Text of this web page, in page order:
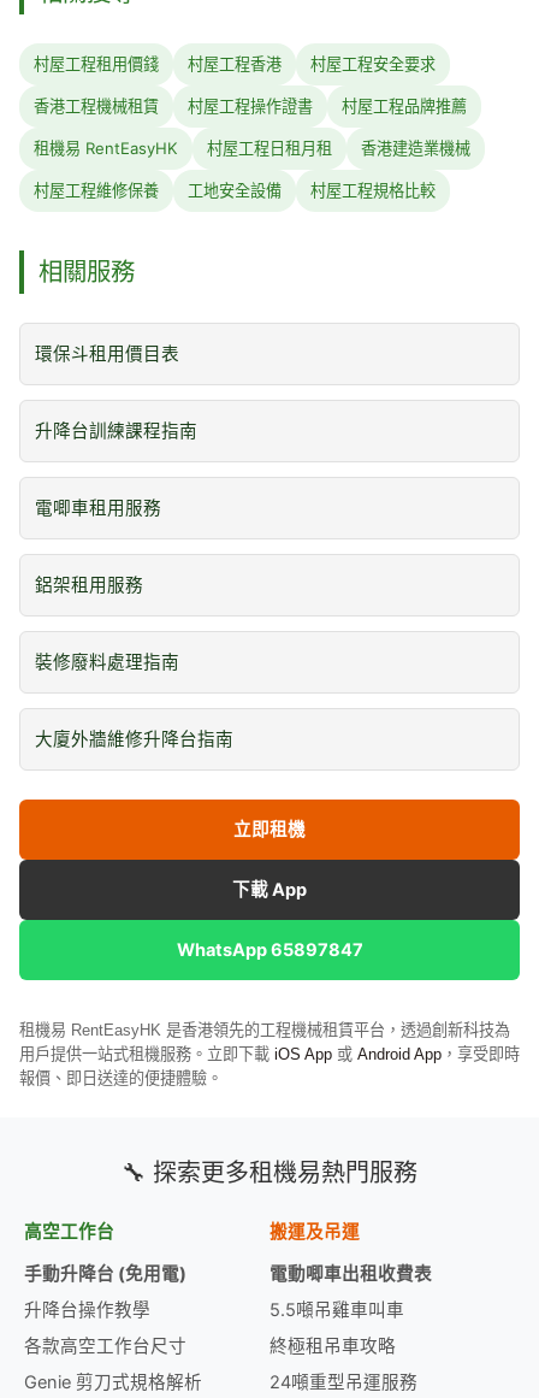
村屋工程租用價錢 村屋工程香港 村屋工程安全要求
香港工程機械租賃 村屋工程操作證書 村屋工程品牌推薦
租機易 RentEasyHK 村屋工程日租月租 香港建造業機械
村屋工程維修保養 工地安全設備 村屋工程規格比較
相關服務
環保斗租用價目表
升降台訓練課程指南
電唧車租用服務
鋁架租用服務
裝修廢料處理指南
大廈外牆維修升降台指南
立即租機
下載 App
WhatsApp 65897847
租機易 RentEasyHK 是香港領先的工程機械租賃平台，透過創新科技為
用戶提供一站式租機服務。立即下載 iOS App 或 Android App ，享受即時
報價、即日送達的便捷體驗。
🔧 探索更多租機易熱門服務
高空工作台
手動升降台 (免用電)
升降台操作教學
各款高空工作台尺寸
Genie 剪刀式規格解析
搬運及吊運
電動唧車出租收費表
5.5噸吊雞車叫車
終極租吊車攻略
24噸重型吊運服務